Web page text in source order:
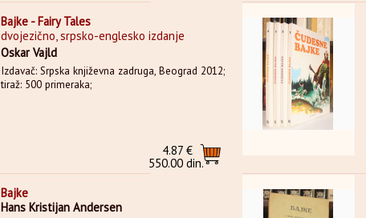
Bajke - Fairy Tales
dvojezično, srpsko-englesko izdanje
Oskar Vajld
Izdavač: Srpska književna zadruga, Beograd 2012;
tiraž: 500 primeraka;
4.87 €
550.00 din.
Bajke
Hans Kristijan Andersen